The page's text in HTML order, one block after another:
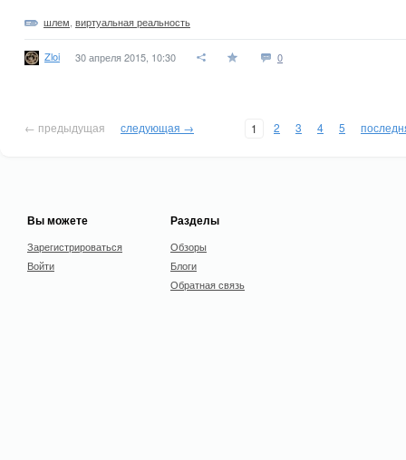
шлем виртуальная реальность
Zloi 30 апреля 2015, 10:30 0
← предыдущая следующая → 1 2 3 4 5
Вы можете
Зарегистрироваться
Войти
Разделы
Обзоры
Блоги
Обратная связь